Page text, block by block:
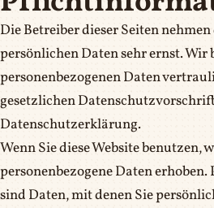
Die Betreiber dieser Seiten
persönlichen Daten sehr ernst. Wir
personenbezogenen Daten
gesetzlichen
Datenschutzerklärung.
Wenn Sie diese Website benutzen,
personenbezogene Daten erhoben.
sind Daten, mit denen Sie